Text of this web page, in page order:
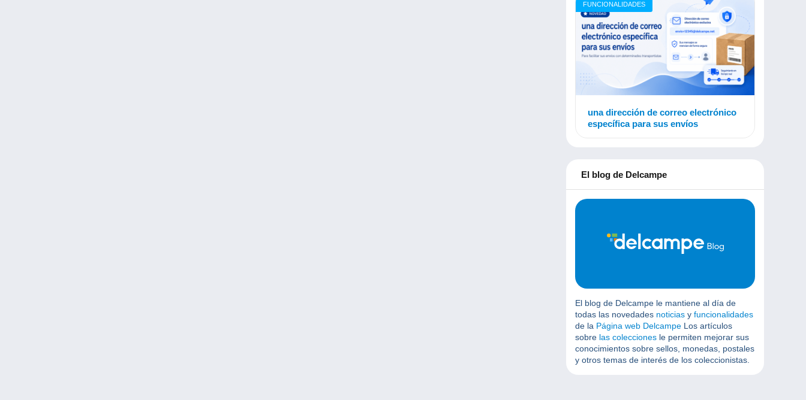
FUNCIONALIDADES
una dirección de correo electrónico
específica para sus envíos
El blog de Delcampe
El blog de Delcampe le mantiene al día de
todas las novedades noticias y funcionalidades
de la Página web Delcampe Los artículos
sobre las colecciones le permiten mejorar sus
conocimientos sobre sellos, monedas, postales
y otros temas de interés de los coleccionistas.